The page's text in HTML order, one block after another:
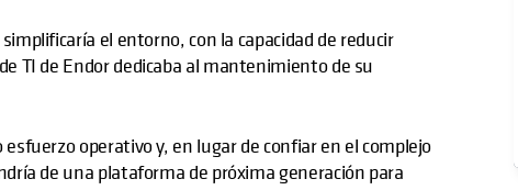
el entorno, con la capacidad de reducir
TI de Endor dedicaba al mantenimiento de su
operativo y, en lugar de confiar en el complejo
de una plataforma de próxima generación para